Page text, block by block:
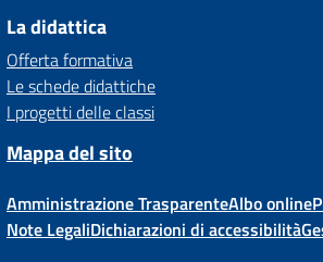
La didattica
Offerta formativa
Le schede didattiche
I progetti delle classi
Mappa del sito
Amministrazione TrasparenteAlbo online
Note LegaliDichiarazioni di accessibilità